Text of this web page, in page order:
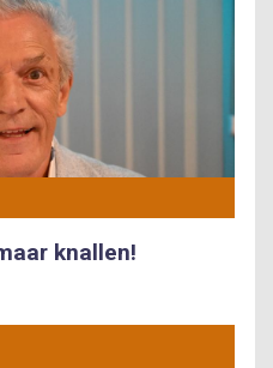
knallen!